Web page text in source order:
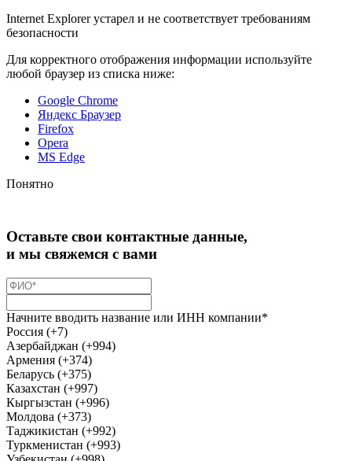
Internet Explorer устарел и не соответствует требованиям
безопасности
Для корректного отображения информации используйте
любой браузер из списка ниже:
Google Chrome
Яндекс Браузер
Firefox
Opera
MS Edge
Понятно
Оставьте свои контактные данные,
и мы свяжемся с вами
Начните вводить название или ИНН компании*
Россия (+7)
Азербайджан (+994)
Армения (+374)
Беларусь (+375)
Казахстан (+997)
Кыргызстан (+996)
Молдова (+373)
Таджикистан (+992)
Туркменистан (+993)